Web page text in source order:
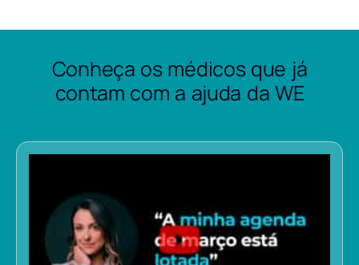
Conheça os médicos que já
contam com a ajuda da WE